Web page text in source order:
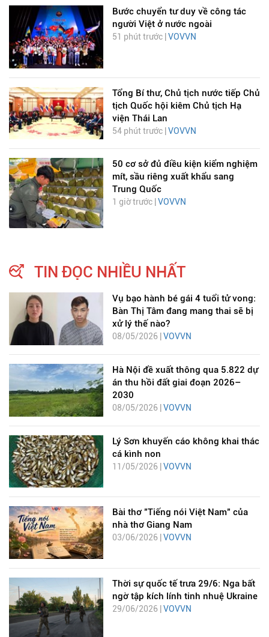
Bước chuyển tư duy về công tác
người Việt ở nước ngoài
51 phút trước | VOVVN
Tổng Bí thư, Chủ tịch nước tiếp Chủ
tịch Quốc hội kiêm Chủ tịch Hạ
viện Thái Lan
54 phút trước |VOVVN
50 cơ sở đủ điều kiện kiểm nghiệm
mít, sầu riêng xuất khẩu sang
Trung Quốc
1 giờ trước | VOVVN
TIN ĐỌC NHIỀU NHẤT
Vụ bạo hành bé gái 4 tuổi tử vong:
Bàn Thị Tâm đang mang thai sẽ bị
xử lý thế nào?
08/05/2026 | VOVVN
Hà Nội đề xuất thông qua 5.822 dự
án thu hồi đất giai đoạn 2026–
2030
08/05/2026 | VOVVN
Lý Sơn khuyến cáo không khai thác
cá kình non
11/05/2026 | VOVVN
Bài thơ "Tiếng nói Việt Nam" của
nhà thơ Giang Nam
03/06/2026 | VOVVN
Thời sự quốc tế trưa 29/6: Nga bất
ngờ tập kích lính tinh nhuệ Ukraine
29/06/2026 | VOVVN